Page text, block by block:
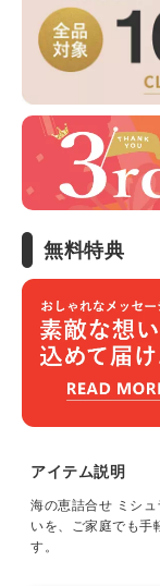
無料特典
アイテム説明
海の恵詰合せ ミシ
いを、ご家庭でも手
す。